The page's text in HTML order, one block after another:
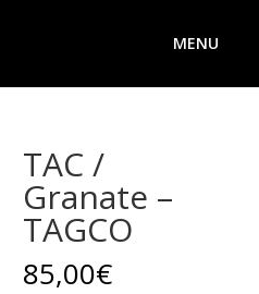
TAC /
Granate –
TAGCO
85,00€